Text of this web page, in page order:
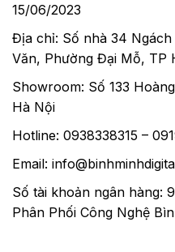
15/06/2023
Địa chỉ: Số nhà 34
Văn, Phường Đại Mỗ, TP
Showroom: Số 133
Hà Nội
Hotline: 0938338315 –
Email:
Số tài khoản ngân hàng:
Phân Phối Công Nghệ